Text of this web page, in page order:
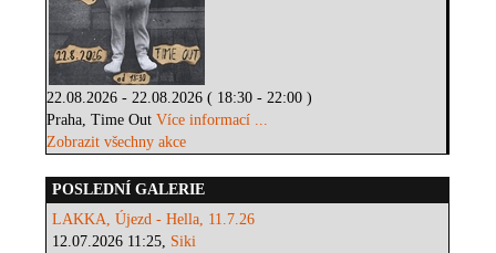
22.08.2026 - 22.08.2026 ( 18:30 - 22:00 )
Praha, Time OutVíce informací ...
Zobrazit všechny akce
POSLEDNÍ GALERIE
LAKKA, Újezd - Hella, 11.7.26
12.07.2026 11:25, Siki